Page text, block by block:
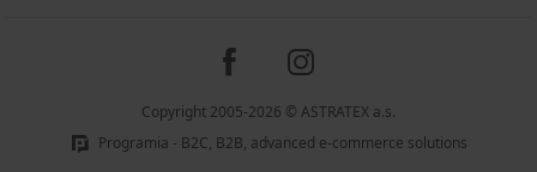
Copyright 2005-2026 © ASTRATEX a.s.
Programia - B2C, B2B, advanced e-commerce solutions